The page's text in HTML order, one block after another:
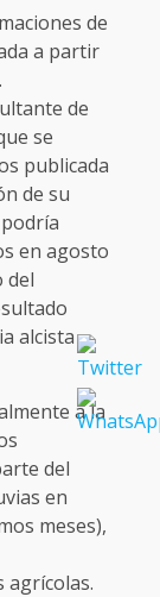
de
a partir
de
se
publicada
de su
en agosto
del
alcista
a la
del
en
meses),
agrícolas.